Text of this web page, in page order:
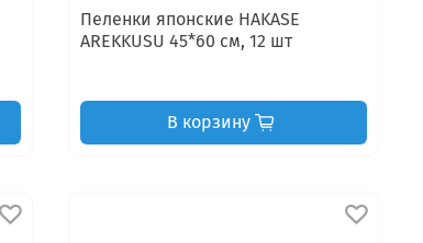
Пеленки японские HAKASE
AREKKUSU 45*60 см, 12 шт
В корзину